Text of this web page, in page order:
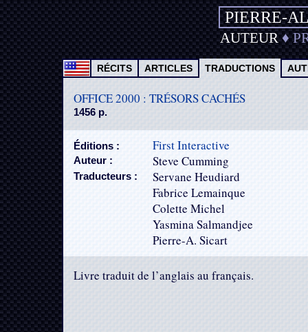
PIERRE-
AUTEUR♦
RÉCITS ARTICLES TRADUCTIONS
OFFICE 2000 : TRÉSORS CACHÉS
1456 p.
Éditions : First Interactive
Auteur : Steve Cumming
Traducteurs :
Servane Heudiard
Fabrice Lemainque
Colette Michel
Yasmina Salmandjee
Pierre-A. Sicart
Livre traduit de l’anglais au français.